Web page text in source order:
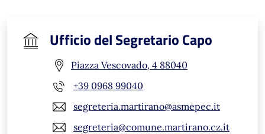
Ufficio del Segretario Capo
Piazza Vescovado, 4 88040
+39 0968 99040
segreteria.martirano@asmepec.it
segreteria@comune.martirano.cz.it